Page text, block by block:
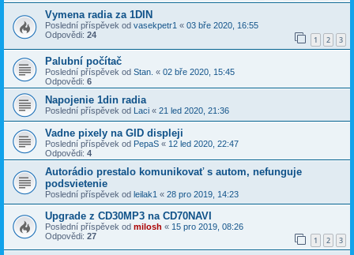
Vymena radia za 1DIN
Poslední příspěvek od vasekpetr1 « 03 bře 2020, 16:55
Odpovědi: 24 1 2 3
Palubní počítač
Poslední příspěvek od Stan. « 02 bře 2020, 15:45
Odpovědi: 6
Napojenie 1din radia
Poslední příspěvek od Laci « 21 led 2020, 21:36
Vadne pixely na GID displeji
Poslední příspěvek od PepaS « 12 led 2020, 22:47
Odpovědi: 4
Autorádio prestalo komunikovať s autom, nefunguje
podsvietenie
Poslední příspěvek od leilak1 « 28 pro 2019, 14:23
Upgrade z CD30MP3 na CD70NAVI
Poslední příspěvek od milosh « 15 pro 2019, 08:26
Odpovědi: 27 1 2 3